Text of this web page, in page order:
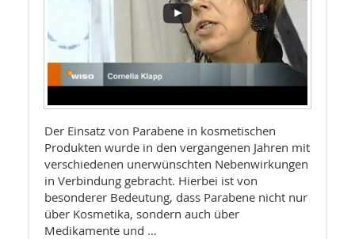
Der Einsatz von Parabene in kosmetischen
Produkten wurde in den vergangenen Jahren mit
verschiedenen unerwünschten Nebenwirkungen
in Verbindung gebracht. Hierbei ist von
besonderer Bedeutung, dass Parabene nicht nur
über Kosmetika, sondern auch über
Medikamente und …